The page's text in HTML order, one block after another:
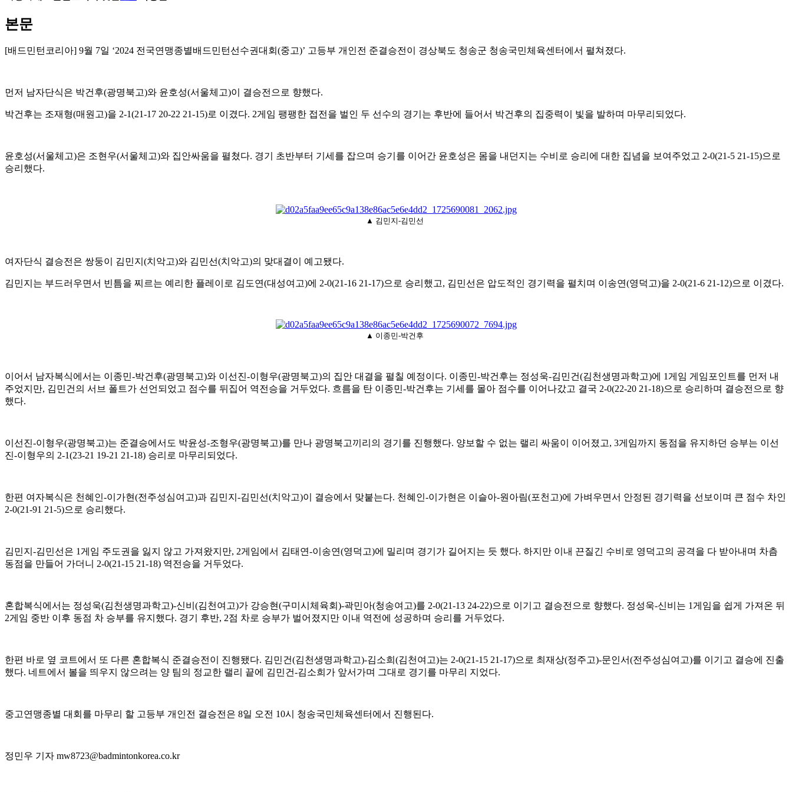
본문
[배드민턴코리아] 9월 7일 ‘2024 전국연맹종별배드민턴선수권대회 (중고)’ 고등부 개인전 준결승전이 경상북도 청송군 청송국민체육센터에서 펼쳐졌다.
먼저 남자단식은 박건후(광명북고)와 윤호성(서울체고)이 결승전으로 향했다.
박건후는 조재형(매원고)을 2-1(21-17 20-22 21-15)로 이겼다. 2게임 팽팽한 접전을 벌인 두 선수의 경기는 후반에 들어서 박건후의 집중력이 빛을 발하며 마무리되었다.
윤호성(서울체고)은 조현우(서울체고)와 집안싸움을 펼쳤다. 경기 초반부터 기세를 잡으며 승기를 이어간 윤호성은 몸을 내던지는 수비로 승리에 대한 집념을 보여주었고 2-0(21-5 21-15)으로
승리했다.
▲ 김민지-김민선
여자단식 결승전은 쌍둥이 김민지 (치악고)와 김민선(치악고)의 맞대결이 예고됐다.
김민지는 부드러우면서 빈틈을 찌르는 예리한 플레이로 김도연(대성여고)에 2-0(21-16 21-17)으로 승리했고, 김민선은 압도적인 경기력을 펼치며 이송연(영덕고)을 2-0(21-6 21-12)으로 이겼다.
▲ 이종민-박건후
이어서 남자복식에서는 이종민-박건후(광명북고)와 이선진-이형우(광명북고)의 집안 대결을 펼칠 예정이다. 이종민-박건후는 정성욱-김민건(김천생명과학고)에 1게임 게임포인트를 먼저 내
주었지만, 김민건의 서브 폴트가 선언되었고 점수를 뒤집어 역전승을 거두었다. 흐름을 탄 이종민-박건후는 기세를 몰아 점수를 이어나갔고 결국 2-0(22-20 21-18)으로 승리하며 결승전으로 향
했다.
이선진-이형우(광명북고)는 준결승에서도 박윤성-조형우(광명북고)를 만나 광명북고끼리의 경기를 진행했다. 양보할 수 없는 랠리 싸움이 이어졌고, 3게임까지 동점을 유지하던 승부는 이선
진-이형우의 2-1(23-21 19-21 21-18) 승리로 마무리되었다.
한편 여자복식은 천혜인-이가현(전주성심여고)과 김민지 -김민선(치악고)이 결승에서 맞붙는다. 천혜인-이가현은 이슬아-원아림(포천고)에 가벼우면서 안정된 경기력을 선보이며 큰 점수 차인
2-0(21-91 21-5)으로 승리했다.
김민지 -김민선은 1게임 주도권을 잃지 않고 가져왔지만, 2게임에서 김태연-이송연(영덕고)에 밀리며 경기가 길어지는 듯 했다. 하지만 이내 끈질긴 수비로 영덕고의 공격을 다 받아내며 차츰
동점을 만들어 가더니 2-0(21-15 21-18) 역전승을 거두었다.
혼합복식에서는 정성욱(김천생명과학고)-신비 (김천여고)가 강승현(구미시체육회 )-곽민아(청송여고)를 2-0(21-13 24-22)으로 이기고 결승전으로 향했다. 정성욱-신비는 1게임을 쉽게 가져온 뒤
2게임 중반 이후 동점 차 승부를 유지했다. 경기 후반, 2점 차로 승부가 벌어졌지만 이내 역전에 성공하며 승리를 거두었다.
한편 바로 옆 코트에서 또 다른 혼합복식 준결승전이 진행됐다. 김민건(김천생명과학고)-김소희 (김천여고)는 2-0(21-15 21-17)으로 최재상(정주고)-문인서(전주성심여고)를 이기고 결승에 진출
했다. 네트에서 볼을 띄우지 않으려는 양 팀의 정교한 랠리 끝에 김민건-김소희가 앞서가며 그대로 경기를 마무리 지었다.
중고연맹종별 대회를 마무리 할 고등부 개인전 결승전은 8일 오전 10시 청송국민체육센터에서 진행된다.
정민우 기자 mw8723@badmintonkorea.co.kr